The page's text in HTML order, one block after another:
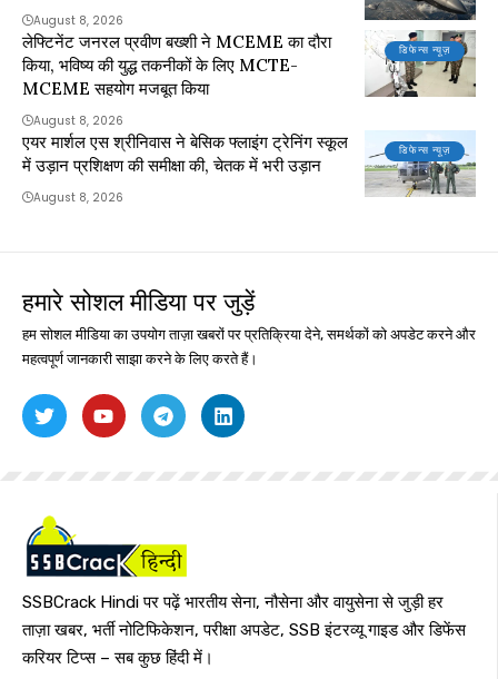
August 8, 2026
डिफेन्स न्यूज़
लेफ्टिनेंट जनरल प्रवीण बख्शी ने MCEME का दौरा
किया, भविष्य की युद्ध तकनीकों के लिए MCTE-
MCEME सहयोग मजबूत किया
August 8, 2026
डिफेन्स न्यूज़
एयर मार्शल एस श्रीनिवास ने बेसिक फ्लाइंग ट्रेनिंग स्कूल
में उड़ान प्रशिक्षण की समीक्षा की, चेतक में भरी उड़ान
August 8, 2026
हमारे सोशल मीडिया पर जुड़ें
हम सोशल मीडिया का उपयोग ताज़ा खबरों पर प्रतिक्रिया देने, समर्थकों को अपडेट करने और
महत्वपूर्ण जानकारी साझा करने के लिए करते हैं।
SSBCrack Hindi पर पढ़ें भारतीय सेना, नौसेना और वायुसेना से जुड़ी हर
ताज़ा खबर, भर्ती नोटिफिकेशन, परीक्षा अपडेट, SSB इंटरव्यू गाइड और डिफेंस
करियर टिप्स – सब कुछ हिंदी में।